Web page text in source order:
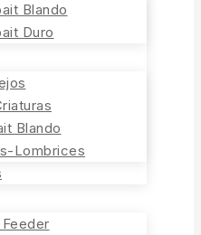
Blando
Duro
Blando
Lombrices